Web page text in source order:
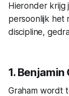
Hieronder krijg
persoonlijk het
discipline,
1.
Graham wordt